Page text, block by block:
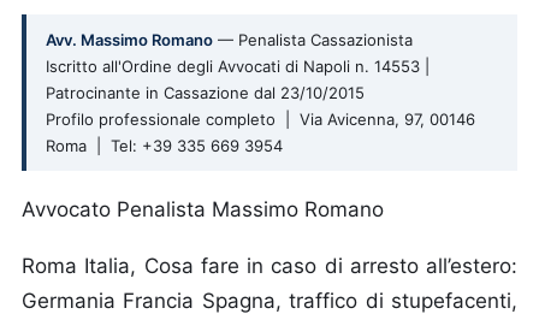
Avv. Massimo Romano — Penalista Cassazionista
Iscritto all'Ordine degli Avvocati di Napoli n. 14553 |
Patrocinante in Cassazione dal 23/10/2015
Profilo professionale completo | Via Avicenna, 97, 00146
Roma | Tel: +39 335 669 3954
Avvocato Penalista Massimo Romano
Roma Italia, Cosa fare in caso di arresto all’estero:
Germania Francia Spagna, traffico di stupefacenti,